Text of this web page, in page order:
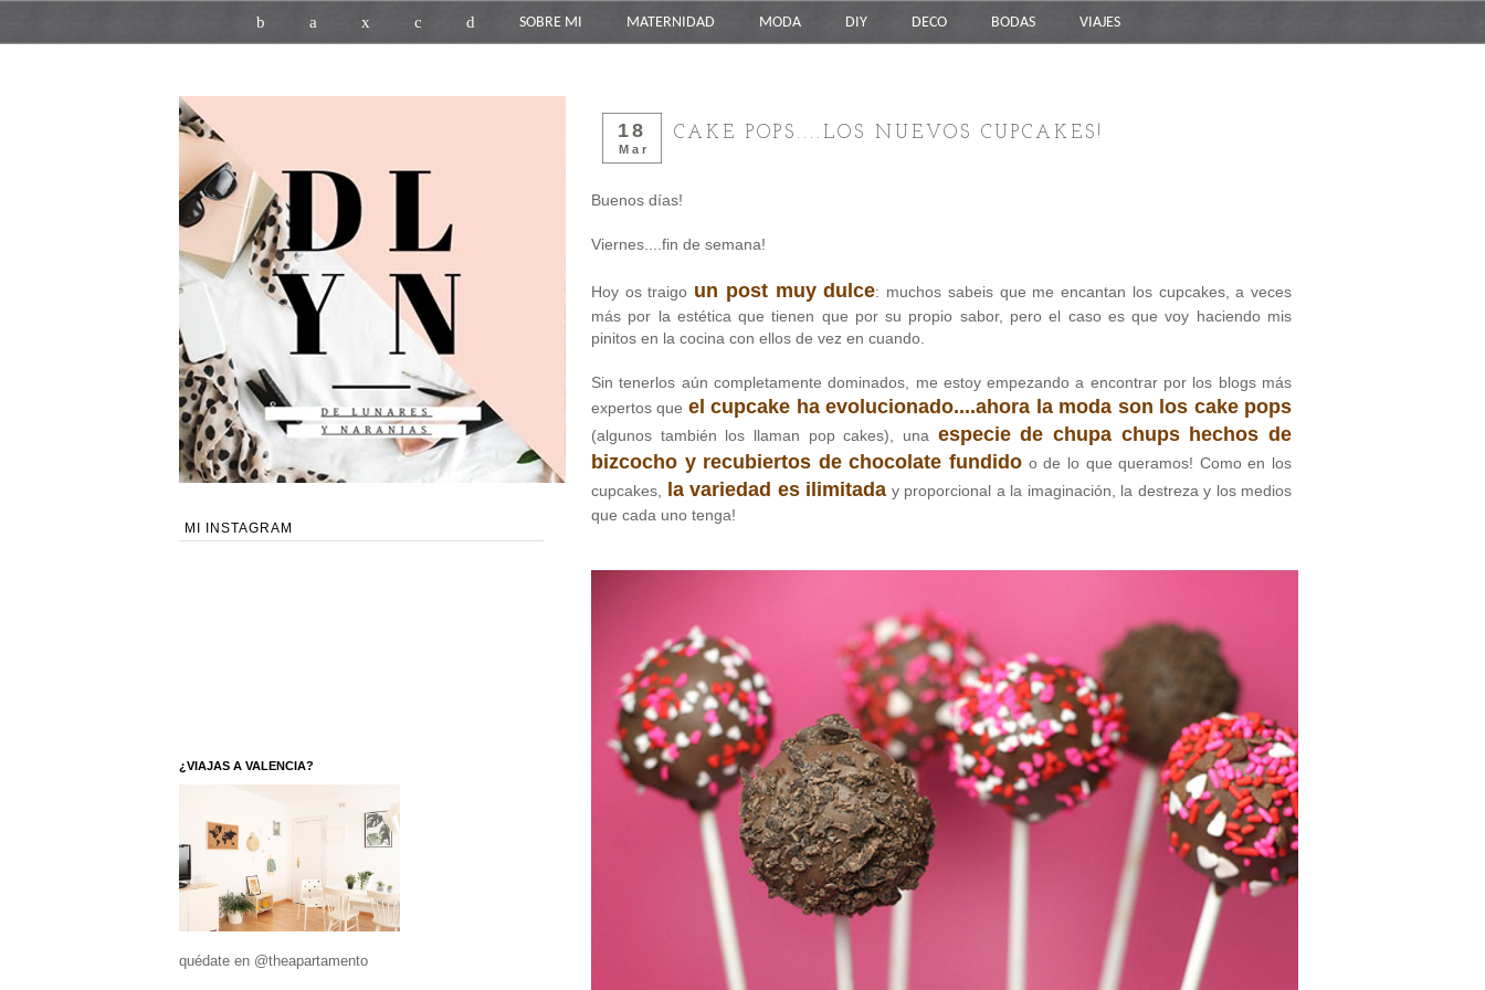
b a x c d SOBRE MI MATERNIDAD MODA DIY DECO BODAS VIAJES
18
Mar
CAKE POPS....LOS NUEVOS CUPCAKES!
Buenos días!
Viernes....fin de semana!
Hoy os traigo un post muy dulce: muchos sabeis que me encantan los cupcakes, a veces
más por la estética que tienen que por su propio sabor, pero el caso es que voy haciendo mis
pinitos en la cocina con ellos de vez en cuando.
Sin tenerlos aún completamente dominados, me estoy empezando a encontrar por los blogs más
expertos que el cupcake ha evolucionado....ahora la moda son los cake pops
(algunos también los llaman pop cakes), una especie de chupa chups hechos de
bizcocho y recubiertos de chocolate fundido o de lo que queramos! Como en los
cupcakes,
la variedad es ilimitada y proporcional a la imaginación, la destreza y los medios
que cada uno tenga!
MI INSTAGRAM
¿VIAJAS A VALENCIA?
quédate en @theapartamento